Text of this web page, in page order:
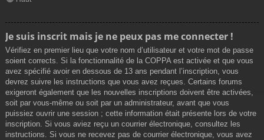
Je suis inscrit mais je ne peux pas me connecter !
Vérifiez en premier lieu que votre nom d’utilisateur et votre mot de passe
soient corrects. Si la fonctionnalité de la COPPA est activée et que vous
avez spécifié avoir en dessous de 13 ans pendant l’inscription, vous
devrez suivre les instructions que vous avez reçues. Certains forums
exigeront également que les nouvelles inscriptions doivent être activées,
soit par vous-même ou soit par un administrateur, avant que vous
puissiez ouvrir une session ; cette information était présente lors de votre
inscription. Si vous aviez reçu un courrier électronique, consultez les
instructions. Si vous ne recevez pas de courrier électronique, vous avez